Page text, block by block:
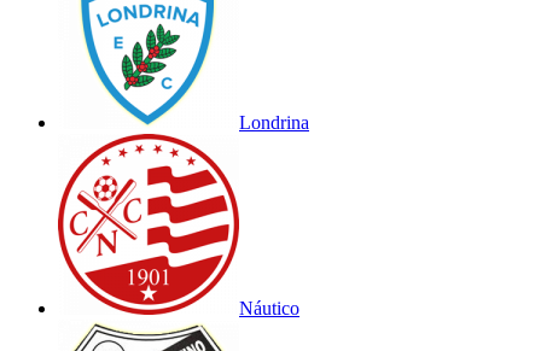
Londrina
Náutico